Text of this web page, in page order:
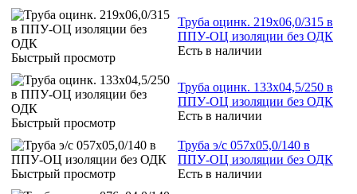
Быстрый просмотр
Труба оцинк. 219х06,0/315 в
ППУ-ОЦ изоляции без ОДК
Есть в наличии
Быстрый просмотр
Труба оцинк. 133х04,5/250 в
ППУ-ОЦ изоляции без ОДК
Есть в наличии
Быстрый просмотр
Труба э/с 057х05,0/140 в
ППУ-ОЦ изоляции без ОДК
Есть в наличии